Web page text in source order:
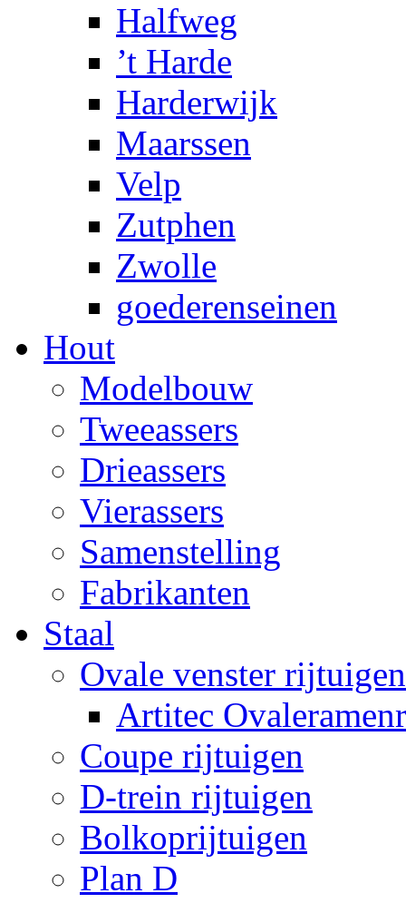
Halfweg
’t Harde
Harderwijk
Maarssen
Velp
Zutphen
Zwolle
goederenseinen
Hout
Modelbouw
Tweeassers
Drieassers
Vierassers
Samenstelling
Fabrikanten
Staal
Ovale venster rijtuigen
Artitec
Coupe rijtuigen
D-trein rijtuigen
Bolkoprijtuigen
Plan D